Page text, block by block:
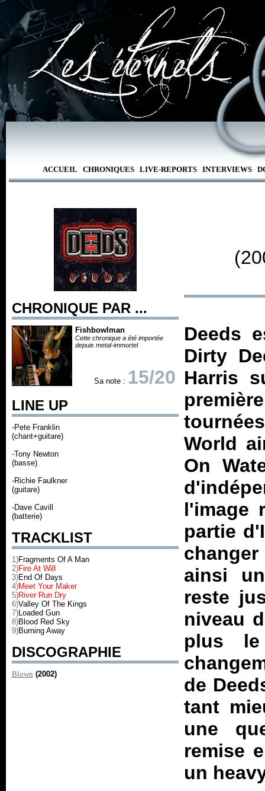
ACCUEIL CHRONIQUES LIVE-REPORTS INTERVIEWS
CHRONIQUE PAR ...
Fishbowlman
Cette chronique a été importée
depuis metal-immortel
Sa note : 15/20
LINE UP
-Pete Franklin
(chant+guitare)
-Tony Newton
(basse)
-Richie Faulkner
(guitare)
-Dave Cavill
(batterie)
TRACKLIST
1)Fragments Of A Man
2)Fire At Will
3)End Of Days
4)Meet Your Maker
5)River Run Dry
6)Valley Of The Kings
7)Loaded Gun
8)Blood Red Sky
9)Burning Away
DISCOGRAPHIE
Blown (2002)
Deeds
Dirty
Harris
World
On
l'image
partie
ainsi
reste
niveau
plus
de
tant
une
remise
un